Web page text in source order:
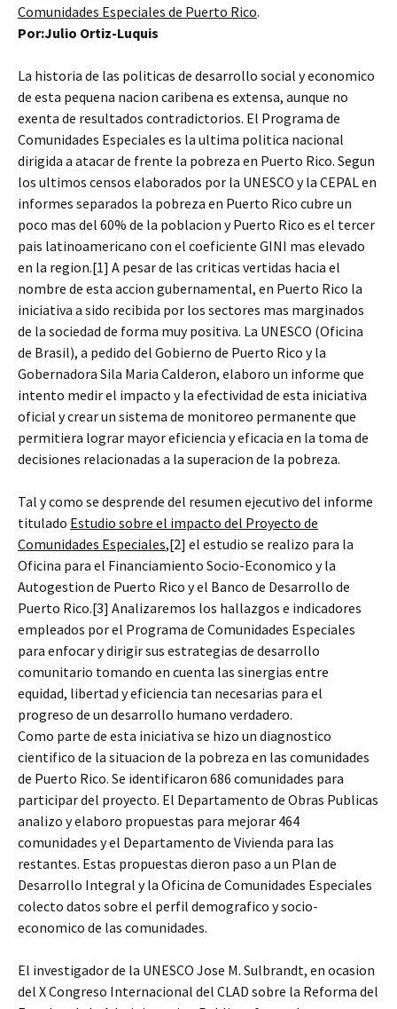
Comunidades Especiales de Puerto Rico.
Por:Julio Ortiz-Luquis
La historia de las politicas de desarrollo social y economico
de esta pequena nacion caribena es extensa, aunque no
exenta de resultados contradictorios. El Programa de
Comunidades Especiales es la ultima politica nacional
dirigida a atacar de frente la pobreza en Puerto Rico. Segun
los ultimos censos elaborados por la UNESCO y la CEPAL en
informes separados la pobreza en Puerto Rico cubre un
poco mas del 60% de la poblacion y Puerto Rico es el tercer
pais latinoamericano con el coeficiente GINI mas elevado
en la region.[1] A pesar de las criticas vertidas hacia el
nombre de esta accion gubernamental, en Puerto Rico la
iniciativa a sido recibida por los sectores mas marginados
de la sociedad de forma muy positiva. La UNESCO (Oficina
de Brasil), a pedido del Gobierno de Puerto Rico y la
Gobernadora Sila Maria Calderon, elaboro un informe que
intento medir el impacto y la efectividad de esta iniciativa
oficial y crear un sistema de monitoreo permanente que
permitiera lograr mayor eficiencia y eficacia en la toma de
decisiones relacionadas a la superacion de la pobreza.
Tal y como se desprende del resumen ejecutivo del informe
titulado Estudio sobre el impacto del Proyecto de
Comunidades Especiales,[2] el estudio se realizo para la
Oficina para el Financiamiento Socio-Economico y la
Autogestion de Puerto Rico y el Banco de Desarrollo de
Puerto Rico.[3] Analizaremos los hallazgos e indicadores
empleados por el Programa de Comunidades Especiales
para enfocar y dirigir sus estrategias de desarrollo
comunitario tomando en cuenta las sinergias entre
equidad, libertad y eficiencia tan necesarias para el
progreso de un desarrollo humano verdadero.
Como parte de esta iniciativa se hizo un diagnostico
cientifico de la situacion de la pobreza en las comunidades
de Puerto Rico. Se identificaron 686 comunidades para
participar del proyecto. El Departamento de Obras Publicas
analizo y elaboro propuestas para mejorar 464
comunidades y el Departamento de Vivienda para las
restantes. Estas propuestas dieron paso a un Plan de
Desarrollo Integral y la Oficina de Comunidades Especiales
colecto datos sobre el perfil demografico y socio-
economico de las comunidades.
El investigador de la UNESCO Jose M. Sulbrandt, en ocasion
del X Congreso Internacional del CLAD sobre la Reforma del